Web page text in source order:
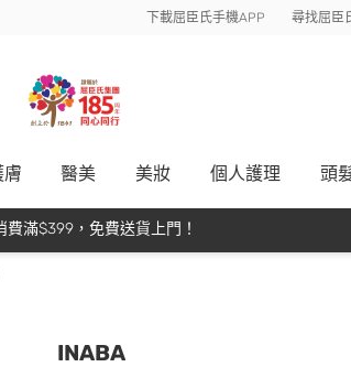
下載屈臣氏手機APP 尋找屈臣
膚 醫美 美妝 個人護理 頭
滿$399，免費送貨上門！
INABA